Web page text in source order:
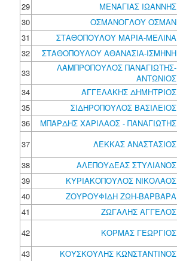
29
ΜΕΝΑΓΙΑΣ ΙΩΑΝΝΗΣ
30
ΟΣΜΑΝΟΓΛΟΥ ΟΣΜΑΝ
31
ΣΤΑΘΟΠΟΥΛΟΥ ΜΑΡΙΑ-ΜΕΛΙΝΑ
32
ΣΤΑΘΟΠΟΥΛΟΥ ΑΘΑΝΑΣΙΑ-ΙΣΜΗΝΗ
33
ΛΑΜΠΡΟΠΟΥΛΟΣ ΠΑΝΑΓΙΩΤΗΣ-
ΑΝΤΩΝΙΟΣ
34
ΑΓΓΕΛΑΚΗΣ ΔΗΜΗΤΡΙΟΣ
35
ΣΙΔΗΡΟΠΟΥΛΟΣ ΒΑΣΙΛΕΙΟΣ
36
ΜΠΑΡΔΗΣ ΧΑΡΙΛΑΟΣ - ΠΑΝΑΓΙΩΤΗΣ
37
ΛΕΚΚΑΣ ΑΝΑΣΤΑΣΙΟΣ
38
ΑΛΕΠΟΥΔΕΑΣ ΣΤΥΛΙΑΝΟΣ
39
ΚΥΡΙΑΚΟΠΟΥΛΟΣ ΝΙΚΟΛΑΟΣ
40
ΖΟΥΡΟΥΦΙΔΗ ΖΩΗ-ΒΑΡΒΑΡΑ
41
ΖΩΓΑΛΗΣ ΑΓΓΕΛΟΣ
42
ΚΟΡΜΑΣ ΓΕΩΡΓΙΟΣ
43
ΚΟΥΣΚΟΥΛΗΣ ΚΩΝΣΤΑΝΤΙΝΟΣ